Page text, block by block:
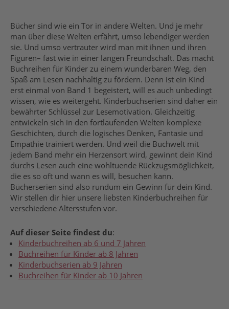
Bücher sind wie ein Tor in andere Welten. Und je mehr
man über diese Welten erfährt, umso lebendiger werden
sie. Und umso vertrauter wird man mit ihnen und ihren
Figuren– fast wie in einer langen Freundschaft. Das macht
Buchreihen für Kinder zu einem wunderbaren Weg, den
Spaß am Lesen nachhaltig zu fördern. Denn ist ein Kind
erst einmal von Band 1 begeistert, will es auch unbedingt
wissen, wie es weitergeht. Kinderbuchserien sind daher ein
bewährter Schlüssel zur Lesemotivation. Gleichzeitig
entwickeln sich in den fortlaufenden Welten komplexe
Geschichten, durch die logisches Denken, Fantasie und
Empathie trainiert werden. Und weil die Buchwelt mit
jedem Band mehr ein Herzensort wird, gewinnt dein Kind
durchs Lesen auch eine wohltuende Rückzugsmöglichkeit,
die es so oft und wann es will, besuchen kann.
Bücherserien sind also rundum ein Gewinn für dein Kind.
Wir stellen dir hier unsere liebsten Kinderbuchreihen für
verschiedene Altersstufen vor.
Auf dieser Seite findest du:
Kinderbuchreihen ab 6 und 7 Jahren
Buchreihen für Kinder ab 8 Jahren
Kinderbuchserien ab 9 Jahren
Buchreihen für Kinder ab 10 Jahren